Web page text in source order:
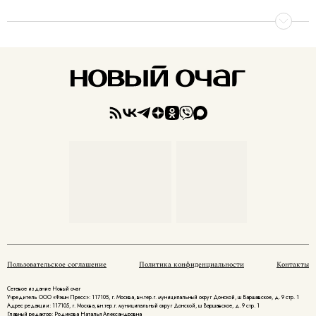
Пользовательское соглашение Политика конфиденциальности Контакты
Сетевое издание Новый очаг
Учредитель ООО «Фэшн Пресс»: 117105, г. Москва, вн.тер.г. муниципальный округ Донской, ш Варшавское, д. 9 стр. 1
Адрес редакции: 117105, г. Москва, вн.тер.г. муниципальный округ Донской, ш Варшавское, д. 9 стр. 1
Главный редактор: Родикова Наталья Александровна